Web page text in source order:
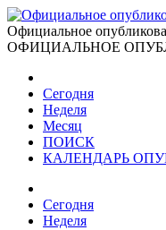
Официальное
ОФИЦИАЛЬНОЕ
Сегодня
Неделя
Месяц
ПОИСК
КАЛЕНДАРЬ
Сегодня
Неделя